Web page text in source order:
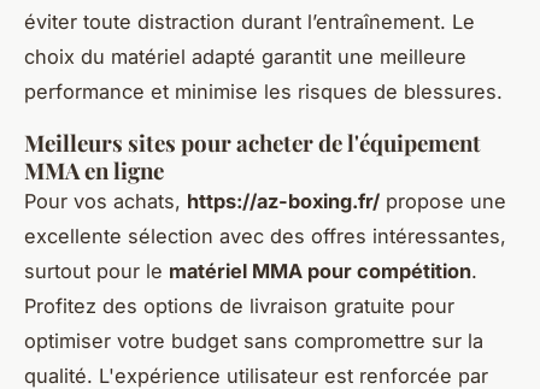
éviter toute distraction durant l’entraînement. Le
choix du matériel adapté garantit une meilleure
performance et minimise les risques de blessures.
Meilleurs sites pour acheter de l'équipement
MMA en ligne
Pour vos achats, https://az-boxing.fr/ propose une
excellente sélection avec des offres intéressantes,
surtout pour le matériel MMA pour compétition.
Profitez des options de livraison gratuite pour
optimiser votre budget sans compromettre sur la
qualité. L'expérience utilisateur est renforcée par